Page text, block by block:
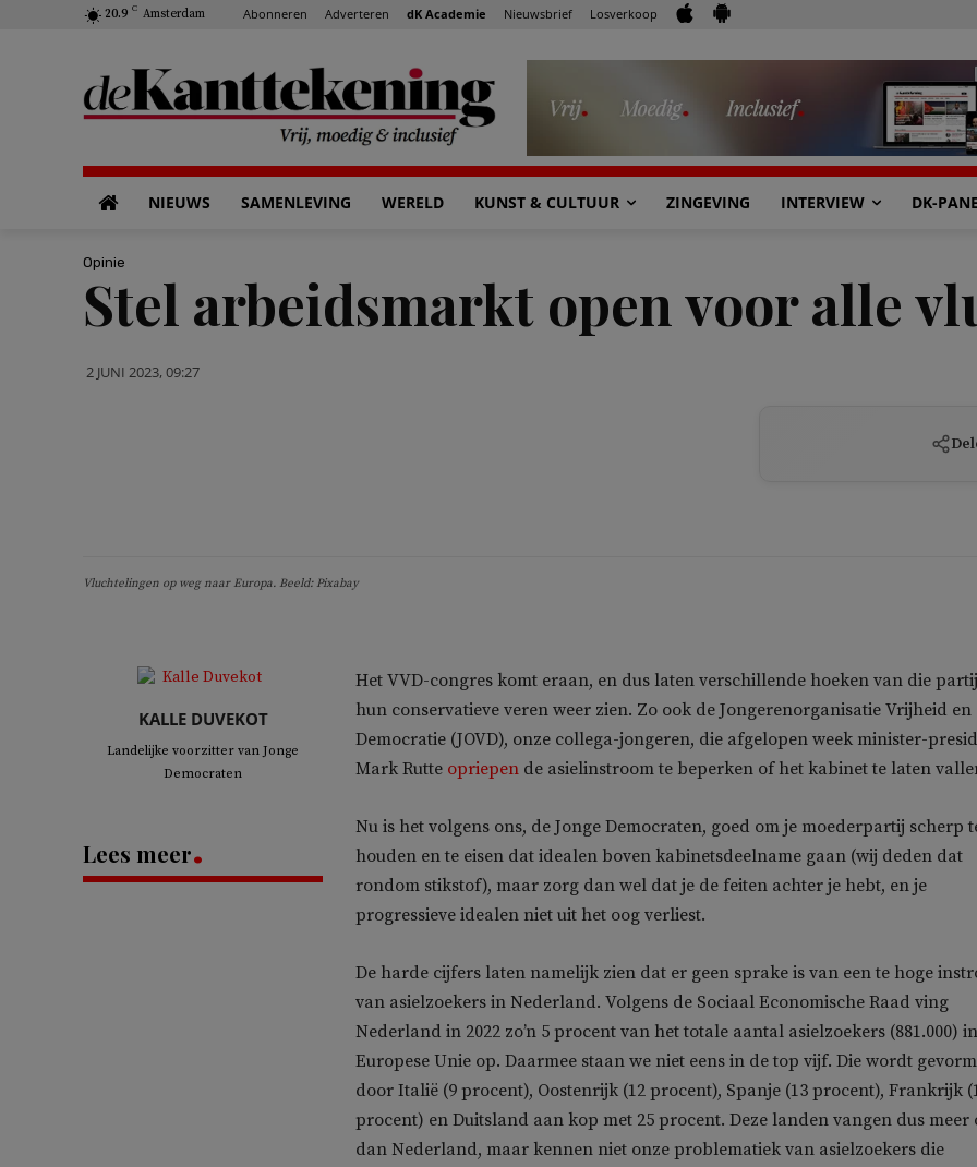
20.9 C Amsterdam Abonneren Adverteren dK Academie Nieuwsbrief Losverkoop
NIEUWS SAMENLEVING WERELD KUNST & CULTUUR ZINGEVING INTERVIEW DK-
Opinie
Stel arbeidsmarkt open voor alle
2 JUNI 2023, 09:27
Vluchtelingen op weg naar Europa. Beeld: Pixabay
KALLE DUVEKOT
Landelijke voorzitter van Jonge
Democraten
Lees meer
Het VVD-congres komt eraan, en dus laten verschillende hoeken van die partij
hun conservatieve veren weer zien. Zo ook de Jongerenorganisatie Vrijheid en
Democratie (JOVD), onze collega-jongeren, die afgelopen week minister-
Mark Rutte opriepen de asielinstroom te beperken of het kabinet te laten
Nu is het volgens ons, de Jonge Democraten, goed om je moederpartij scherp
houden en te eisen dat idealen boven kabinetsdeelname gaan (wij deden dat
rondom stikstof), maar zorg dan wel dat je de feiten achter je hebt, en je
progressieve idealen niet uit het oog verliest.
De harde cijfers laten namelijk zien dat er geen sprake is van een te hoge
van asielzoekers in Nederland. Volgens de Sociaal Economische Raad ving
Nederland in 2022 zo’n 5 procent van het totale aantal asielzoekers (881.000)
Europese Unie op. Daarmee staan we niet eens in de top vijf. Die wordt
door Italië (9 procent), Oostenrijk (12 procent), Spanje (13 procent), Frankrijk
procent) en Duitsland aan kop met 25 procent. Deze landen vangen dus meer
dan Nederland, maar kennen niet onze problematiek van asielzoekers die